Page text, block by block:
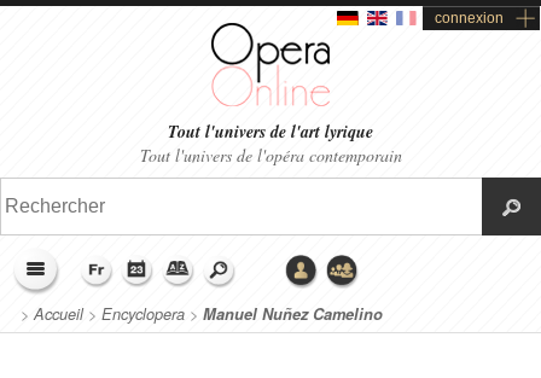
connexion
Tout l'univers de l'art lyrique
Tout l'univers de l'opéra contemporain
>Accueil> Encyclopera > Manuel Nuñez Camelino